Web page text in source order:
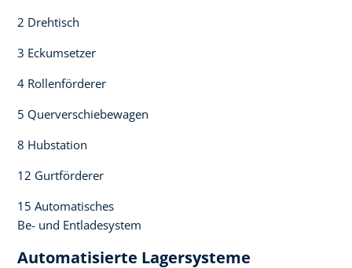
2 Drehtisch ​
3 Eckumsetzer​
4 Rollenförderer​
5 Querverschiebewagen​
8 Hubstation​
12 Gurtförderer​
15 Automatisches ​
Be- und Entladesystem
Automatisierte Lagersysteme​